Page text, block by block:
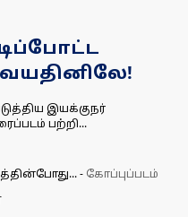
வயதினிலே!
இயக்குநர்
பற்றி...
- கோப்புப்படம்